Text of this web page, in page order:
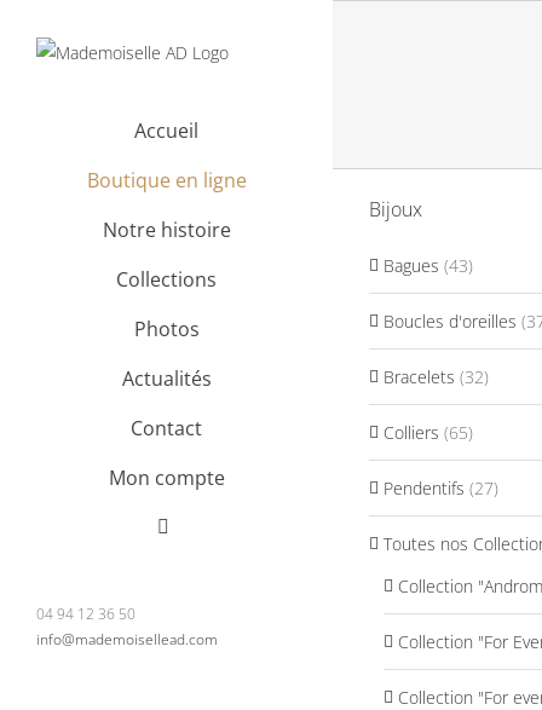
Accueil
Boutique en ligne
Notre histoire
Collections
Photos
Actualités
Contact
Mon compte
04 94 12 36 50
info@mademoisellead.com
Bijoux
Bagues (43)
Boucles d'oreilles
Bracelets (32)
Colliers (65)
Pendentifs (27)
Toutes nos
Collection
Collection "For
Collection "For